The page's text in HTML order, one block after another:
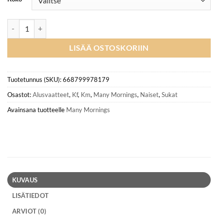
LISÄÄ OSTOSKORIIN
Tuotetunnus (SKU):668799978179
Osastot:Alusvaatteet, Kf, Km, Many Mornings, Naiset, Sukat
Avainsana tuotteelle Many Mornings
KUVAUS
LISÄTIEDOT
ARVIOT (0)